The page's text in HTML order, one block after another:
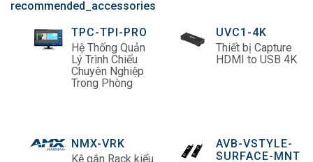
recommended_accessories
TPC-TPI-PRO
Hệ Thống Quản
Lý Trình Chiếu
Chuyên Nghiệp
Trong Phòng
UVC1-4K
Thiết bị Capture
HDMI to USB 4K
NMX-VRK
Kệ gắn Rack kiểu
AVB-VSTYLE-
SURFACE-MNT